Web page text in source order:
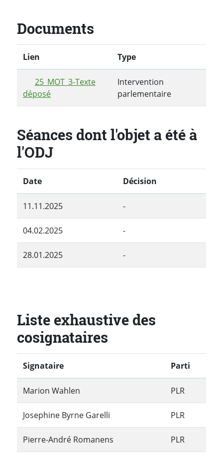
Documents
Lien Type
25_MOT_3-Texte
déposé
Intervention
parlementaire
Séances dont l'objet a été à
l'ODJ
Date Décision
11.11.2025 -
04.02.2025 -
28.01.2025 -
Liste exhaustive des
cosignataires
Signataire Parti
Marion Wahlen PLR
Josephine Byrne Garelli PLR
Pierre-André Romanens PLR